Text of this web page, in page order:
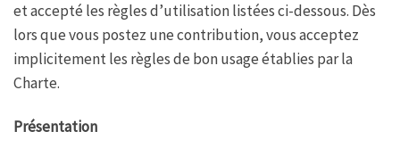
et accepté les règles d’utilisation listées ci-dessous. Dès
lors que vous postez une contribution, vous acceptez
implicitement les règles de bon usage établies par la
Charte.
Présentation